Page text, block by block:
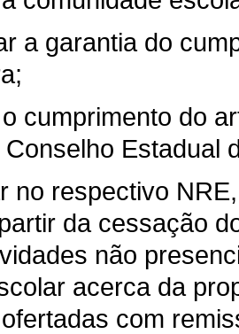
a garantia do
cumprimento do
Estadual
no respectivo
da cessação
não
acerca da
com